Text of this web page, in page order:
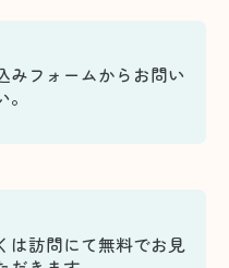
みフォームからお問い
は訪問にて無料でお見